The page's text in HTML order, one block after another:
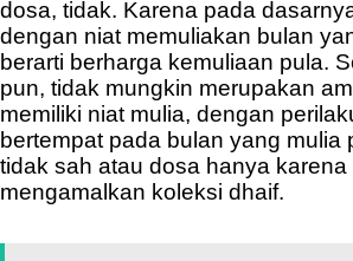
dosa, tidak. Karena pada
dengan niat memuliakan bulan
berarti berharga kemuliaan pula.
pun, tidak mungkin merupakan
memiliki niat mulia, dengan
bertempat pada bulan yang mulia
tidak sah atau dosa hanya karena
mengamalkan koleksi dhaif.